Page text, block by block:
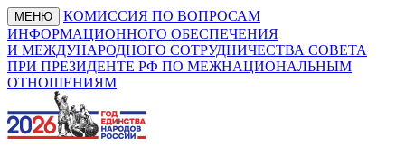
МЕНЮ
КОМИССИЯ ПО ВОПРОСАМ
ИНФОРМАЦИОННОГО ОБЕСПЕЧЕНИЯ
И МЕЖДУНАРОДНОГО СОТРУДНИЧЕСТВА СОВЕТА
ПРИ ПРЕЗИДЕНТЕ РФ ПО МЕЖНАЦИОНАЛЬНЫМ
ОТНОШЕНИЯМ